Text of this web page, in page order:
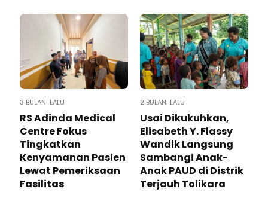
3 BULAN LALU
RS Adinda Medical
Centre Fokus
Tingkatkan
Kenyamanan Pasien
Lewat Pemeriksaan
Fasilitas
2 BULAN LALU
Usai Dikukuhkan,
Elisabeth Y. Flassy
Wandik Langsung
Sambangi Anak-
Anak PAUD di Distrik
Terjauh Tolikara